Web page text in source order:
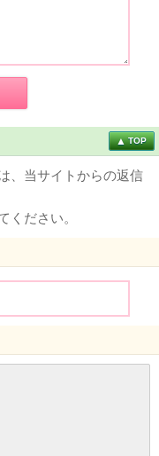
TOP
、当サイトからの返信
ください。